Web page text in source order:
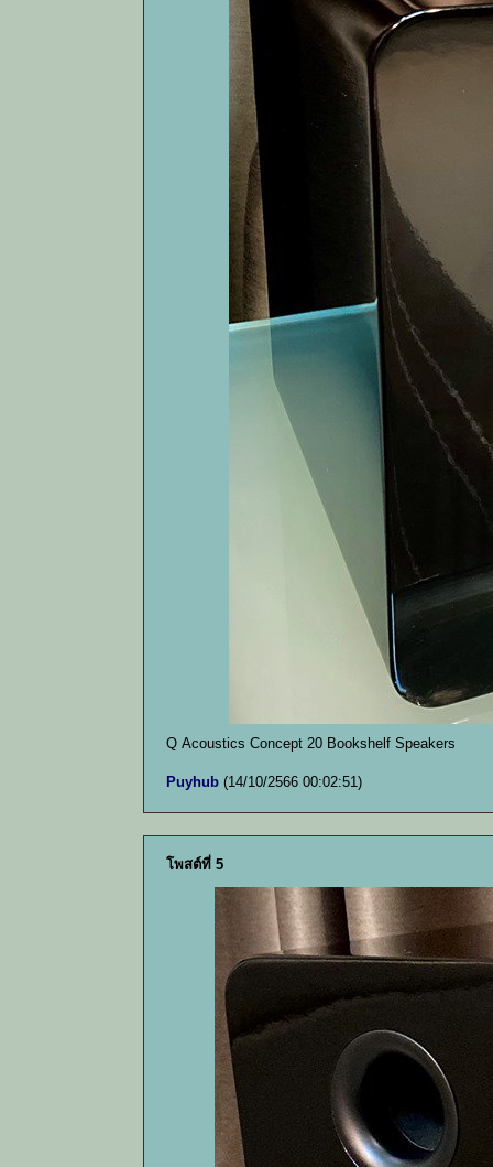
Q Acoustics Concept 20 Bookshelf Speakers
Puyhub (14/10/2566 00:02:51)
โพสต์ที่ 5